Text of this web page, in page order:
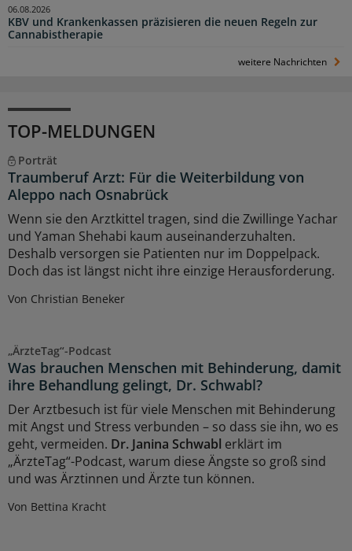
KBV und Krankenkassen präzisieren die neuen Regeln zur
Cannabistherapie
06.08.2026
weitere Nachrichten
TOP-MELDUNGEN
Porträt
Traumberuf Arzt: Für die Weiterbildung von
Aleppo nach Osnabrück
Wenn sie den Arztkittel tragen, sind die Zwillinge Yachar
und Yaman Shehabi kaum auseinanderzuhalten.
Deshalb versorgen sie Patienten nur im Doppelpack.
Doch das ist längst nicht ihre einzige Herausforderung.
Von Christian Beneker
„ÄrzteTag“-Podcast
Was brauchen Menschen mit Behinderung, damit
ihre Behandlung gelingt, Dr. Schwabl?
Der Arztbesuch ist für viele Menschen mit Behinderung
mit Angst und Stress verbunden – so dass sie ihn, wo es
geht, vermeiden. Dr. Janina Schwabl erklärt im
„ÄrzteTag“-Podcast, warum diese Ängste so groß sind
und was Ärztinnen und Ärzte tun können.
Von Bettina Kracht